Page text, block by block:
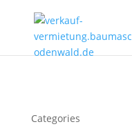
Categories